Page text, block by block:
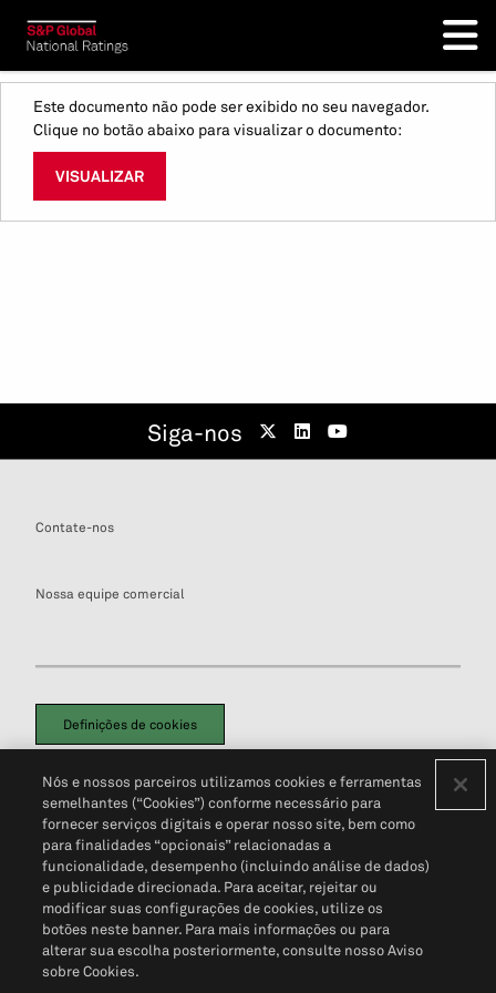
Este documento não pode ser exibido no seu navegador.
Clique no botão abaixo para visualizar o documento:
VISUALIZAR
Siga-nos
Contate-nos
Nossa equipe comercial
Definições de cookies
Política de PrivacidadePortal de privacidade do cliente (em inglês)
Não Venda Minhas Informações Pessoais© 2026 S&P Global
Nós e nossos parceiros utilizamos cookies e ferramentas
semelhantes (“Cookies”) conforme necessário para
fornecer serviços digitais e operar nosso site, bem como
para finalidades “opcionais” relacionadas a
funcionalidade, desempenho (incluindo análise de dados)
e publicidade direcionada. Para aceitar, rejeitar ou
modificar suas configurações de cookies, utilize os
botões neste banner. Para mais informações ou para
alterar sua escolha posteriormente, consulte nosso Aviso
sobre Cookies.